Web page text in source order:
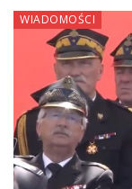
WIADOMOŚCI